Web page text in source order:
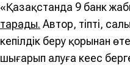
«Қазақстанда 9 банк
тарады. Автор, тіпті,
кепілдік беру қорынан
шығарып алуға кеңес